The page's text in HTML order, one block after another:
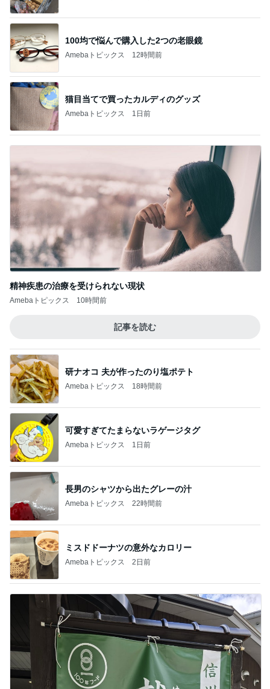
100均で悩んで購入した2つの老眼鏡
Amebaトピックス 12時間前
猫目当てで買ったカルディのグッズ
Amebaトピックス 1日前
精神疾患の治療を受けられない現状
Amebaトピックス 10時間前
記事を読む
研ナオコ 夫が作ったのり塩ポテト
Amebaトピックス 18時間前
可愛すぎてたまらないラゲージタグ
Amebaトピックス 1日前
長男のシャツから出たグレーの汁
Amebaトピックス 22時間前
ミスドドーナツの意外なカロリー
Amebaトピックス 2日前